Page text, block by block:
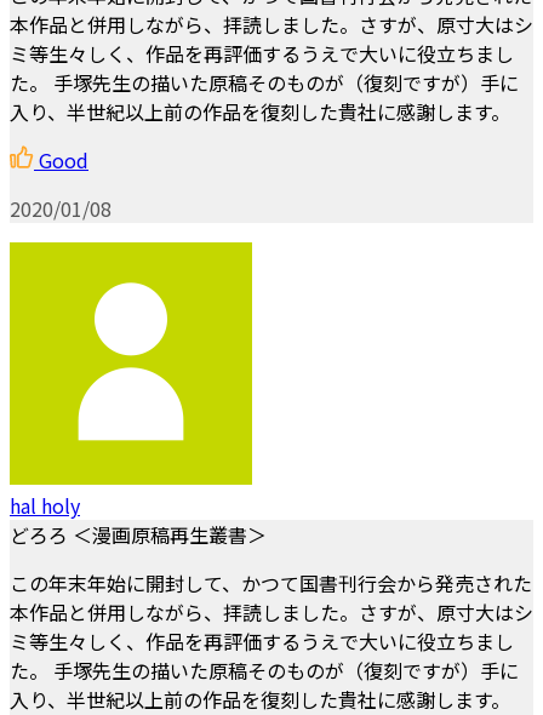
本作品と併用しながら、拝読しました。さすが、原寸大はシ
ミ等生々しく、作品を再評価するうえで大いに役立ちまし
た。 手塚先生の描いた原稿そのものが（復刻ですが）手に
入り、半世紀以上前の作品を復刻した貴社に感謝します。
Good
2020/01/08
hal holy
どろろ ＜漫画原稿再生叢書＞
この年末年始に開封して、かつて国書刊行会から発売された
本作品と併用しながら、拝読しました。さすが、原寸大はシ
ミ等生々しく、作品を再評価するうえで大いに役立ちまし
た。 手塚先生の描いた原稿そのものが（復刻ですが）手に
入り、半世紀以上前の作品を復刻した貴社に感謝します。